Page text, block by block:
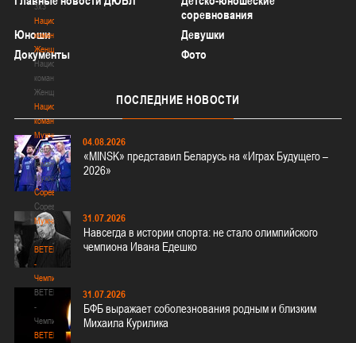
3х3
Национальная
команда.
Женщины
Национальная
команда.
Женщины
Национальная
команда.
Мужчины
Национальная
команда.
Мужчины
Соревнования
Соревнования
Мужчины
Мужчины
BETERA
-
Чемпионат
BETERA
-
Чемпионат
BETERA
соревнования
Юноши
Девушки
Документы
Фото
ПОСЛЕДНИЕ НОВОСТИ
04.08.2026
«MINSK» представил Беларусь на «Играх Будущего –
2026»
31.07.2026
Навсегда в истории спорта: не стало олимпийского
чемпиона Ивана Едешко
31.07.2026
БФБ выражает соболезнования родным и близким
Михаила Курилика